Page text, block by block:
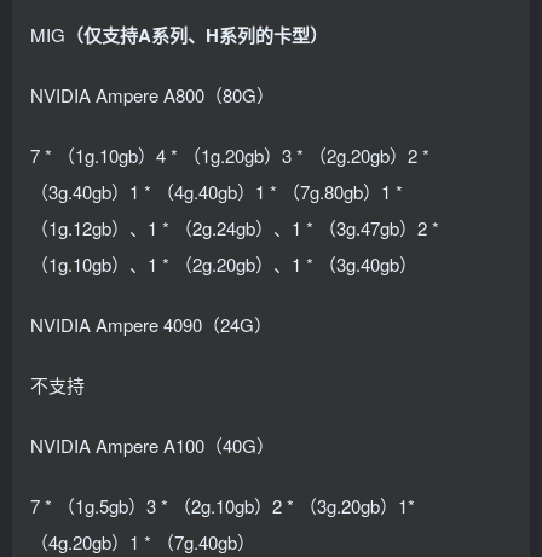
MIG （仅支持A系列、H系列的卡型）
NVIDIA Ampere A800（80G）
7 * （1g.10gb）4 * （1g.20gb）3 * （2g.20gb）2 *
（3g.40gb）1 * （4g.40gb）1 * （7g.80gb）1 *
（1g.12gb）、1 * （2g.24gb）、1 * （3g.47gb）2 *
（1g.10gb）、1 * （2g.20gb）、1 * （3g.40gb）
NVIDIA Ampere 4090（24G）
不支持
NVIDIA Ampere A100（40G）
7 * （1g.5gb）3 * （2g.10gb）2 * （3g.20gb）1*
（4g.20gb）1 * （7g.40gb）